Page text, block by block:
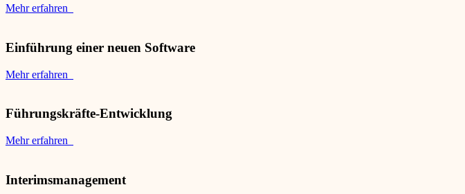
Mehr erfahren
Einführung einer neuen Software
Mehr erfahren
Führungskräfte-Entwicklung
Mehr erfahren
Interimsmanagement